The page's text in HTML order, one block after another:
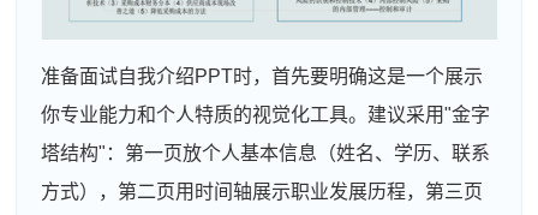
准备面试自我介绍PPT时，首先要明确这是一个展示
你专业能力和个人特质的视觉化工具。建议采用"金字
塔结构"：第一页放个人基本信息（姓名、学历、联系
方式），第二页用时间轴展示职业发展历程，第三页